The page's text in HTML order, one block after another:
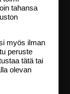
kävijöistä
tahansa
myös ilman
peruste
tätä tai
olevan